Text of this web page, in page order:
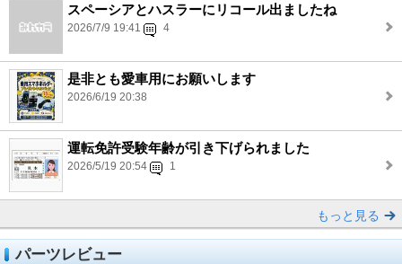
スペーシアとハスラーにリコール出ましたね
2026/7/9 19:41 4
是非とも愛車用にお願いします
2026/6/19 20:38
運転免許受験年齢が引き下げられました
2026/5/19 20:54 1
もっと見る
パーツレビュー